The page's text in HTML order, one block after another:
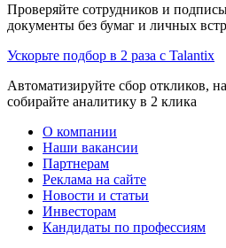
Проверяйте сотрудников и
документы без бумаг и личных
Ускорьте подбор в 2 раза с Talantix
Автоматизируйте сбор откликов,
собирайте аналитику в 2 клика
О компании
Наши вакансии
Партнерам
Реклама на сайте
Новости и статьи
Инвесторам
Кандидаты по профессиям